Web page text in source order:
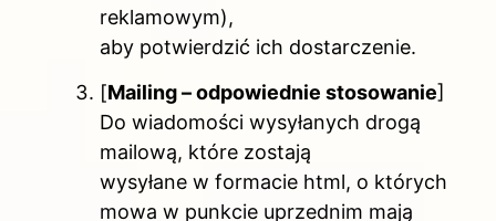
reklamowym),
aby potwierdzić ich dostarczenie.
[Mailing – odpowiednie stosowanie]
Do wiadomości wysyłanych drogą
mailową, które zostają
wysyłane w formacie html, o których
mowa w punkcie uprzednim mają